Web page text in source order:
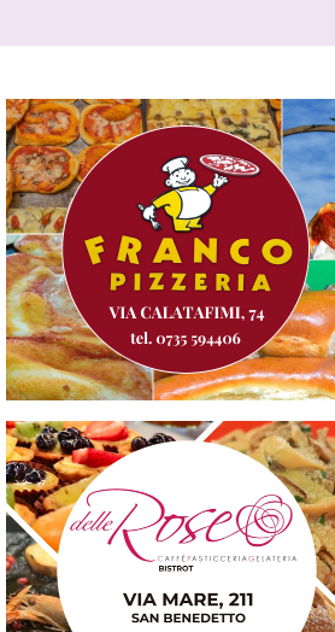
2021
Segui la
Gazzetta RossoBlù